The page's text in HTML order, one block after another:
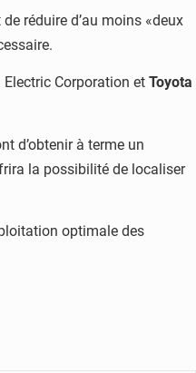
réduire d’au moins «deux
Corporation et Toyota
d’obtenir à terme un
la possibilité de localiser
optimale des